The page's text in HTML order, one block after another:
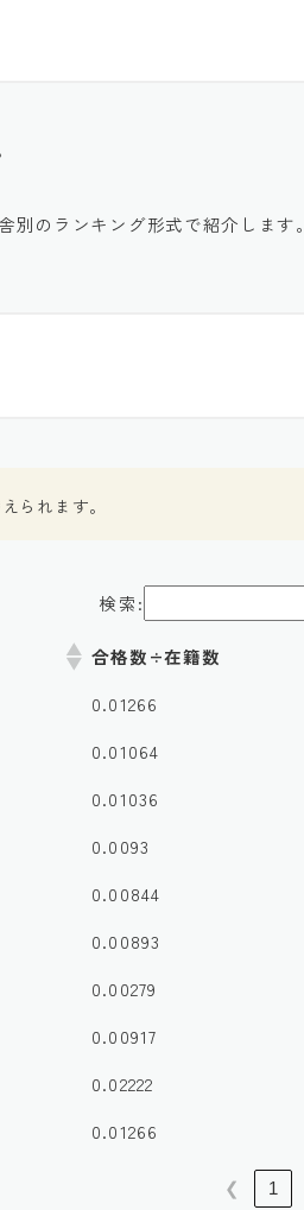
のランキング形式で紹介します。
られます。
検索:
合格数÷在籍数
0.01266
0.01064
0.01036
0.0093
0.00844
0.00893
0.00279
0.00917
0.02222
0.01266
❮ 1